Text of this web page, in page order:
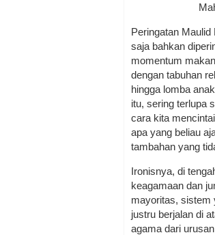
Peringatan
saja bahkan
momentum
dengan tabuhan
hingga lomba
itu, sering terlupa
cara kita
apa yang beliau
tambahan yang
Ironisnya, di
keagamaan dan
mayoritas, sistem
justru berjalan di
agama dari